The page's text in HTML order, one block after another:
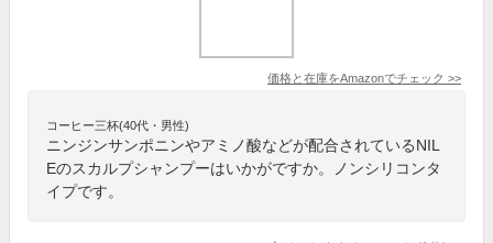
価格と在庫をAmazonでチェック >>
コーヒー三杯(40代・男性)
ニンジンサンポニンやアミノ酸などが配合されているNIL
Eのスカルプシャンプーはいかがですか。ノンシリコンタ
イプです。